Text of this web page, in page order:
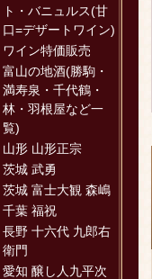
ト・バニュルス(甘
口=デザートワイン)
ワイン特価販売
富山の地酒(勝駒・
満寿泉・千代鶴・
林・羽根屋など一
覧)
山形 山形正宗
茨城 武勇
茨城 富士大観 森嶋
千葉 福祝
長野 十六代 九郎右
衛門
愛知 醸し人九平次